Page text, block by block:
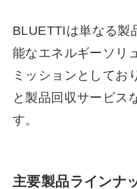
BLUETTIは単なる製
能なエネルギーソリ
ミッションとしてお
と製品回収サービス
す。
主要製品ラインナ